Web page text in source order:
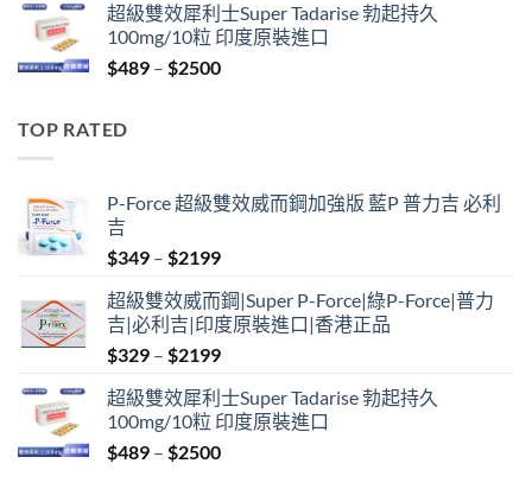
$799
through
$2099
超級雙效犀利士Super Tadarise 勃起持久
100mg/10粒 印度原裝進口
$489 – $2500Price
TOP RATED
P-Force 超級雙效威而鋼加強版 藍P 普力吉 必利
吉
$349 – $2199Price
$349
through
$2199
超級雙效威而鋼|Super P-Force|綠P-Force|普力
吉|必利吉|印度原裝進口|香港正品
$329 – $2199Price
$329
through
$2199
超級雙效犀利士Super Tadarise 勃起持久
100mg/10粒 印度原裝進口
$489 – $2500Price